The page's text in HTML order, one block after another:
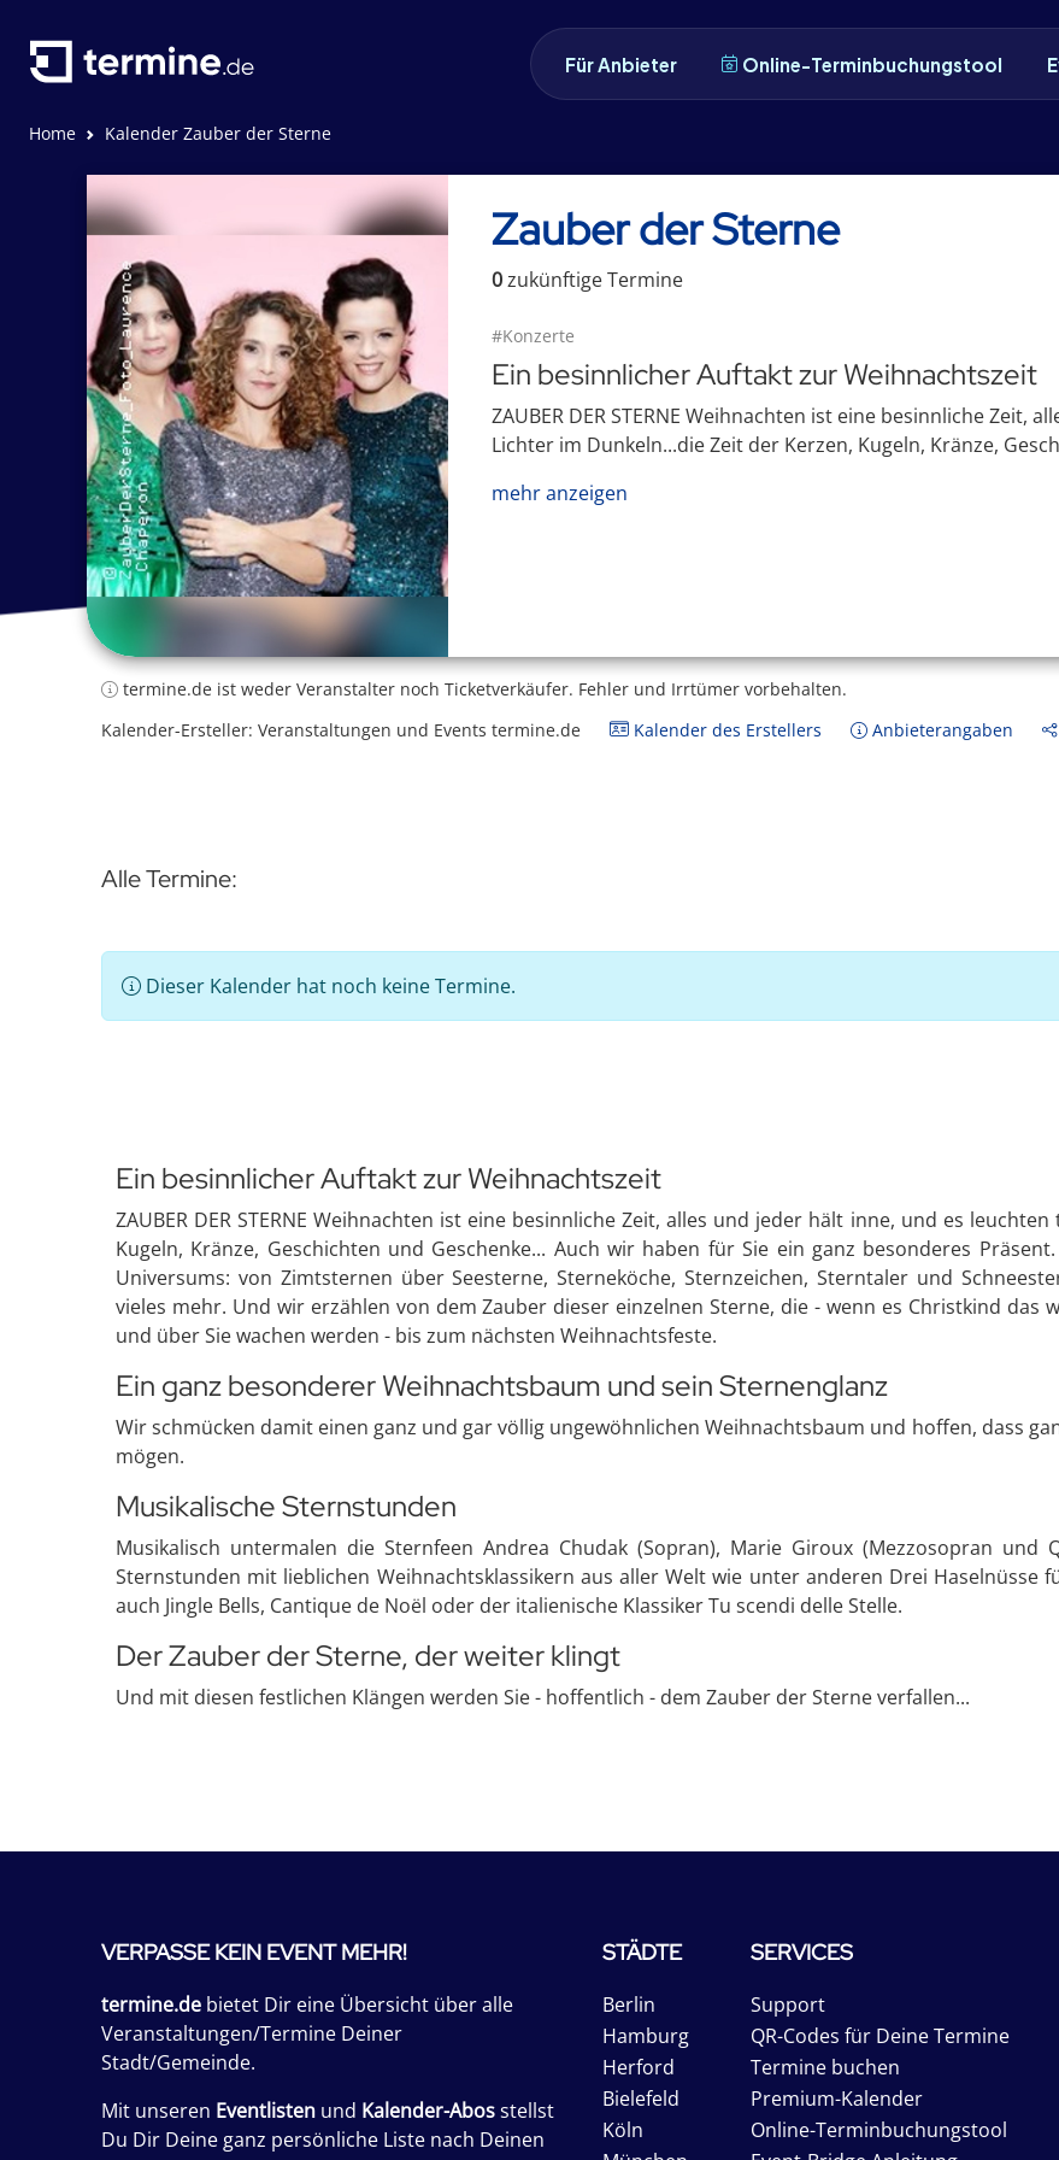
Für Anbieter Online-Terminbuchungstool
Home Kalender Zauber der Sterne
Zauber der Sterne
0zukünftigeTermine
#Konzerte
Ein besinnlicher Auftakt zur Weihnachtszeit
ZAUBER DER STERNE Weihnachten ist eine besinnliche Zeit,
Lichter im Dunkeln...die Zeit der Kerzen, Kugeln, Kränze,
mehr anzeigen
termine.de ist weder Veranstalter noch Ticketverkäufer. Fehler und Irrtümer vorbehalten.
Kalender-Ersteller: Veranstaltungen und Events termine.de
Kalender des Erstellers Anbieterangaben
Alle Termine:
Dieser Kalender hat noch keine Termine.
Ein besinnlicher Auftakt zur Weihnachtszeit
ZAUBER DER STERNE Weihnachten ist eine besinnliche Zeit, alles und jeder hält inne, und es
Kugeln, Kränze, Geschichten und Geschenke... Auch wir haben für Sie ein ganz besonderes
Universums: von Zimtsternen über Seesterne, Sterneköche, Sternzeichen, Sterntaler und
vieles mehr. Und wir erzählen von dem Zauber dieser einzelnen Sterne, die - wenn es Christkind das
und über Sie wachen werden - bis zum nächsten Weihnachtsfeste.
Ein ganz besonderer Weihnachtsbaum und sein Sternenglanz
Wir schmücken damit einen ganz und gar völlig ungewöhnlichen Weihnachtsbaum und hoffen, dass
mögen.
Musikalische Sternstunden
Musikalisch untermalen die Sternfeen Andrea Chudak (Sopran), Marie Giroux (Mezzosopran und
Sternstunden mit lieblichen Weihnachtsklassikern aus aller Welt wie unter anderen Drei Haselnüsse
auch Jingle Bells, Cantique de Noël oder der italienische Klassiker Tu scendi delle Stelle.
Der Zauber der Sterne, der weiter klingt
Und mit diesen festlichen Klängen werden Sie - hoffentlich - dem Zauber der Sterne verfallen...
VERPASSE KEIN EVENT MEHR!
termine.de bietet Dir eine Übersicht über alle
Veranstaltungen/Termine Deiner
Stadt/Gemeinde.
Mit unseren Eventlisten und Kalender-Abosstellst
Du Dir Deine ganz persönliche Liste nach Deinen
STÄDTE
Berlin
Hamburg
Herford
Bielefeld
Köln
SERVICES
Support
QR-Codes für Deine Termine
Termine buchen
Premium-Kalender
Online-Terminbuchungstool